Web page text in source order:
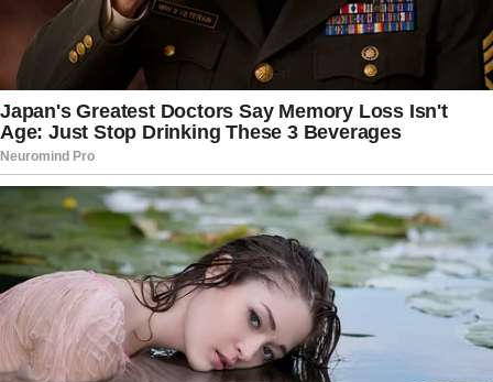
carreira. Muitos colegas destacaram sua
trajetória ética e seu compromisso com a
informação de qualidade. Nas redes sociais,
mensagens de solidariedade se multiplicaram,
evidenciando o carinho do público por um dos
profissionais mais respeitados da televisão
brasileira. O momento também reacende
discussões sobre saúde e envelhecimento entre
profissionais da comunicação que passaram
décadas em atividade intensa.